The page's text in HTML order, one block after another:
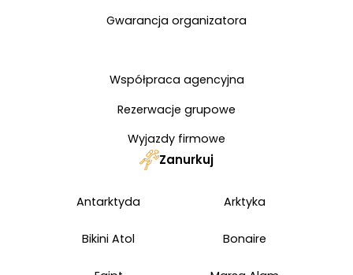
Gwarancja organizatora
Współpraca agencyjna
Rezerwacje grupowe
Wyjazdy firmowe
Zanurkuj
Antarktyda Arktyka
Bikini Atol Bonaire